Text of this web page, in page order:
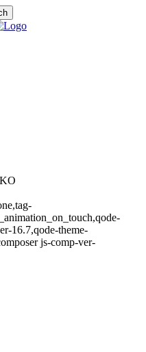
16.7,qode-theme-
js-comp-ver-